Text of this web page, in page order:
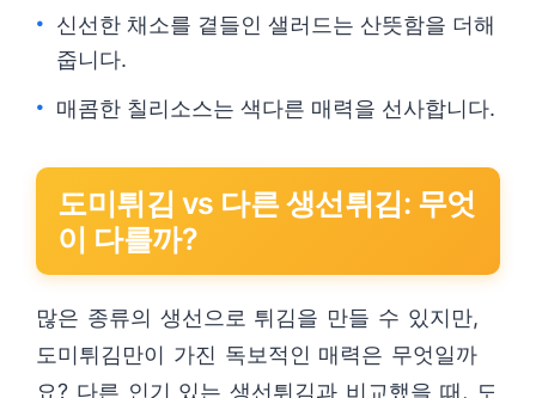
신선한 채소를 곁들인 샐러드는 산뜻함을 더해
줍니다.
매콤한 칠리소스는 색다른 매력을 선사합니다.
도미튀김 vs 다른 생선튀김: 무엇
이 다를까?
많은 종류의 생선으로 튀김을 만들 수 있지만,
도미튀김만이 가진 독보적인 매력은 무엇일까
요? 다른 인기 있는 생선튀김과 비교했을 때, 도